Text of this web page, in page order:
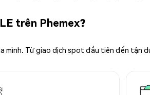
trên Phemex?
mình. Từ giao dịch spot đầu tiên đến